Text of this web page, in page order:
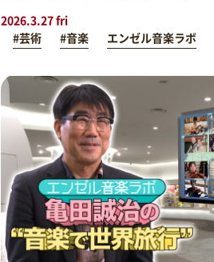
2026.3.27 fri
#芸術
#音楽 エンゼル音楽ラボ